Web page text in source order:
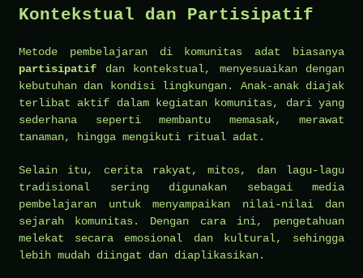
Kontekstual dan Partisipatif
Metode pembelajaran di komunitas adat biasanya
partisipatif dan kontekstual, menyesuaikan dengan
kebutuhan dan kondisi lingkungan. Anak-anak diajak
terlibat aktif dalam kegiatan komunitas, dari yang
sederhana seperti membantu memasak, merawat
tanaman, hingga mengikuti ritual adat.
Selain itu, cerita rakyat, mitos, dan lagu-lagu
tradisional sering digunakan sebagai media
pembelajaran untuk menyampaikan nilai-nilai dan
sejarah komunitas. Dengan cara ini, pengetahuan
melekat secara emosional dan kultural, sehingga
lebih mudah diingat dan diaplikasikan.